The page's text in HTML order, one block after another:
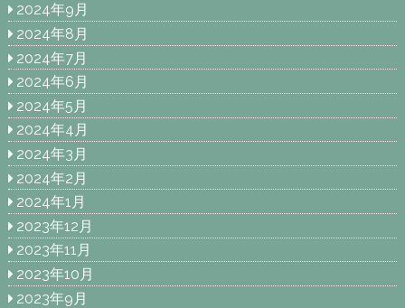
2024年9月
2024年8月
2024年7月
2024年6月
2024年5月
2024年4月
2024年3月
2024年2月
2024年1月
2023年12月
2023年11月
2023年10月
2023年9月